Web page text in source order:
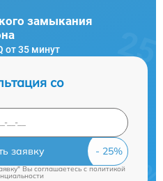
замыкания
от 35 минут
со
заявку
Вы соглашаетесь cполитикой